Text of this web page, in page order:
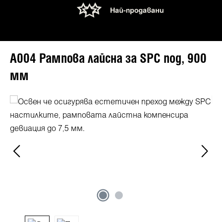
A004 Рампова лайсна за SPC под, 900
мм
Пропуснете галерия с изображения